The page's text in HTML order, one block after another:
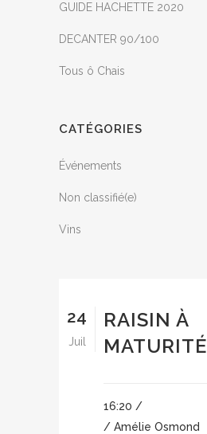
GUIDE HACHETTE 2020
DECANTER 90/100
Tous ô Chais
CATÉGORIES
Événements
Non classifié(e)
Vins
24
Juil
RAISIN À
MATURITÉ
16:20 /
/ Amélie Osmond